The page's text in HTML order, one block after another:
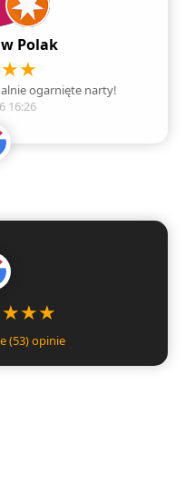
Polak
ogarnięte narty!
16:26
(53) opinie